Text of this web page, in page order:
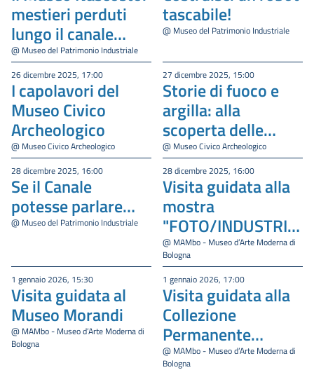
mestieri perduti
lungo il canale
Navile
@ Museo del Patrimonio Industriale
tascabile!
@ Museo del Patrimonio Industriale
26 dicembre 2025, 17:00
I capolavori del
Museo Civico
Archeologico
@ Museo Civico Archeologico
27 dicembre 2025, 15:00
Storie di fuoco e
argilla: alla
scoperta delle
lucerne romane
@ Museo Civico Archeologico
28 dicembre 2025, 16:00
Se il Canale
potesse parlare…
@ Museo del Patrimonio Industriale
28 dicembre 2025, 16:00
Visita guidata alla
mostra
"FOTO/INDUSTRIA
- Moira Ricci.
Quarta Casa"
@ MAMbo - Museo d’Arte Moderna di
Bologna
1 gennaio 2026, 15:30
Visita guidata al
Museo Morandi
@ MAMbo - Museo d’Arte Moderna di
Bologna
1 gennaio 2026, 17:00
Visita guidata alla
Collezione
Permanente
MAMbo
@ MAMbo - Museo d’Arte Moderna di
Bologna